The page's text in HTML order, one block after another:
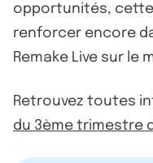
opportunités,
renforcer encore
Remake Live sur le
Retrouvez toutes
du 3ème trimestre